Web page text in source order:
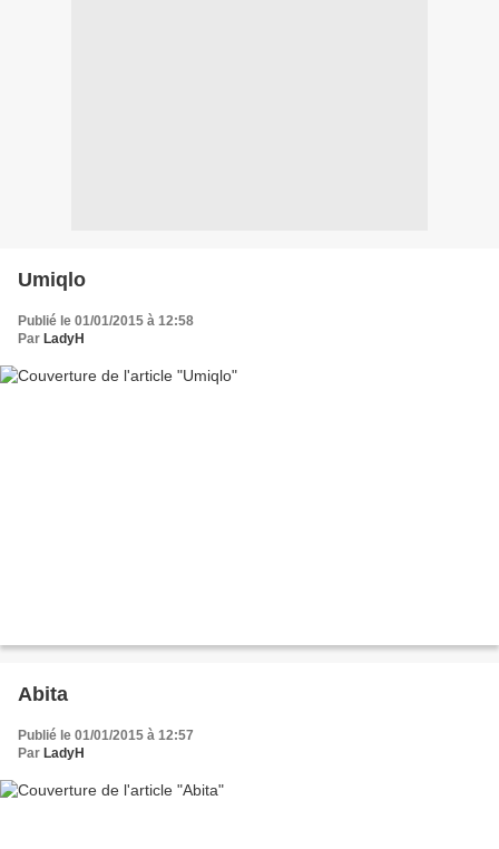
Umiqlo
Publié le 01/01/2015 à 12:58
Par LadyH
Abita
Publié le 01/01/2015 à 12:57
Par LadyH